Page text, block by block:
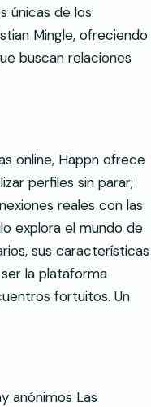
únicas de los
Mingle, ofreciendo
buscan relaciones
online, Happn ofrece
perfiles sin parar;
reales con las
explora el mundo de
sus características
la plataforma
fortuitos. Un
anónimos Las